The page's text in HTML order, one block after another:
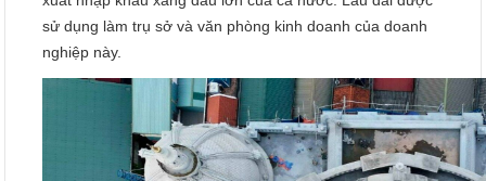
sử dụng làm trụ sở và văn phòng kinh doanh của doanh
nghiệp này.